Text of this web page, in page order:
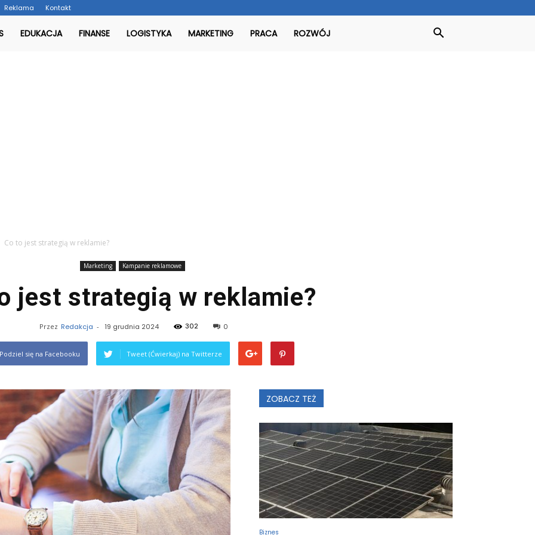
Reklama Kontakt
EDUKACJA FINANSE LOGISTYKA MARKETING PRACA ROZWÓJ
Co to jest strategią w reklamie?
Marketing Kampanie reklamowe
jest strategią w reklamie?
Przez Redakcja - 19 grudnia 2024 302 0
się na Facebooku Tweet (Ćwierkaj) na Twitterze
ZOBACZ TEŻ
Biznes